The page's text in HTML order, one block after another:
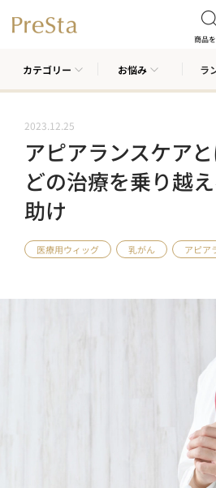
商品
カテゴリー お悩み ラ
2023.12.25
アピアランスケア
どの治療を乗り越
助け
医療用ウィッグ 乳がん アピア